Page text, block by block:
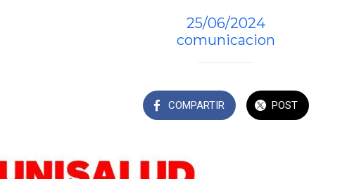
25/06/2024
comunicacion
COMPARTIR POST